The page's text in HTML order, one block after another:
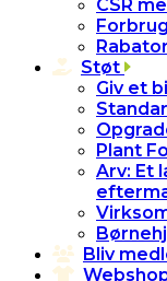
CSR
Støt
Giv et
Plant
Arv: Et
Bliv